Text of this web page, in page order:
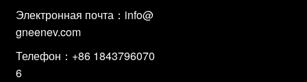
Электронная почта： info@
gneenev.com
Телефон：+86 1843796070
6